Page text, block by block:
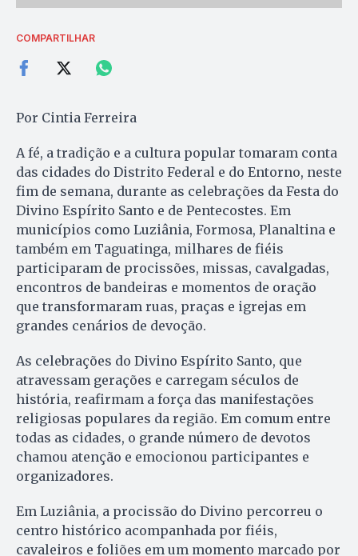
COMPARTILHAR
Por Cintia Ferreira
A fé, a tradição e a cultura popular tomaram conta
das cidades do Distrito Federal e do Entorno, neste
fim de semana, durante as celebrações da Festa do
Divino Espírito Santo e de Pentecostes. Em
municípios como Luziânia, Formosa, Planaltina e
também em Taguatinga, milhares de fiéis
participaram de procissões, missas, cavalgadas,
encontros de bandeiras e momentos de oração
que transformaram ruas, praças e igrejas em
grandes cenários de devoção.
As celebrações do Divino Espírito Santo, que
atravessam gerações e carregam séculos de
história, reafirmam a força das manifestações
religiosas populares da região. Em comum entre
todas as cidades, o grande número de devotos
chamou atenção e emocionou participantes e
organizadores.
Em Luziânia, a procissão do Divino percorreu o
centro histórico acompanhada por fiéis,
cavaleiros e foliões em um momento marcado por